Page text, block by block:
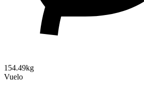
154.49kg
Vuelo